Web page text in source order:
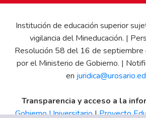
Institución de educación superior
vigilancia del Mineducación. |
Resolución 58 del 16 de
por el Ministerio de Gobierno. |
en
Transparencia y acceso a la
Gobierno Universitario|Proyecto